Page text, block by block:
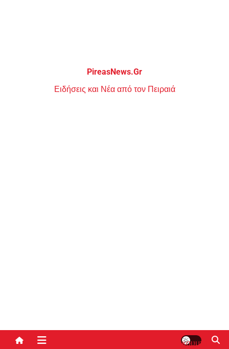
PireasNews.Gr
Ειδήσεις και Νέα από τον Πειραιά
κουμπί